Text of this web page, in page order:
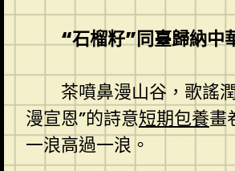
“石榴籽”同臺歸納中
茶噴鼻漫山谷，歌謠
漫宣恩”的詩意短期包養畫
一浪高過一浪。